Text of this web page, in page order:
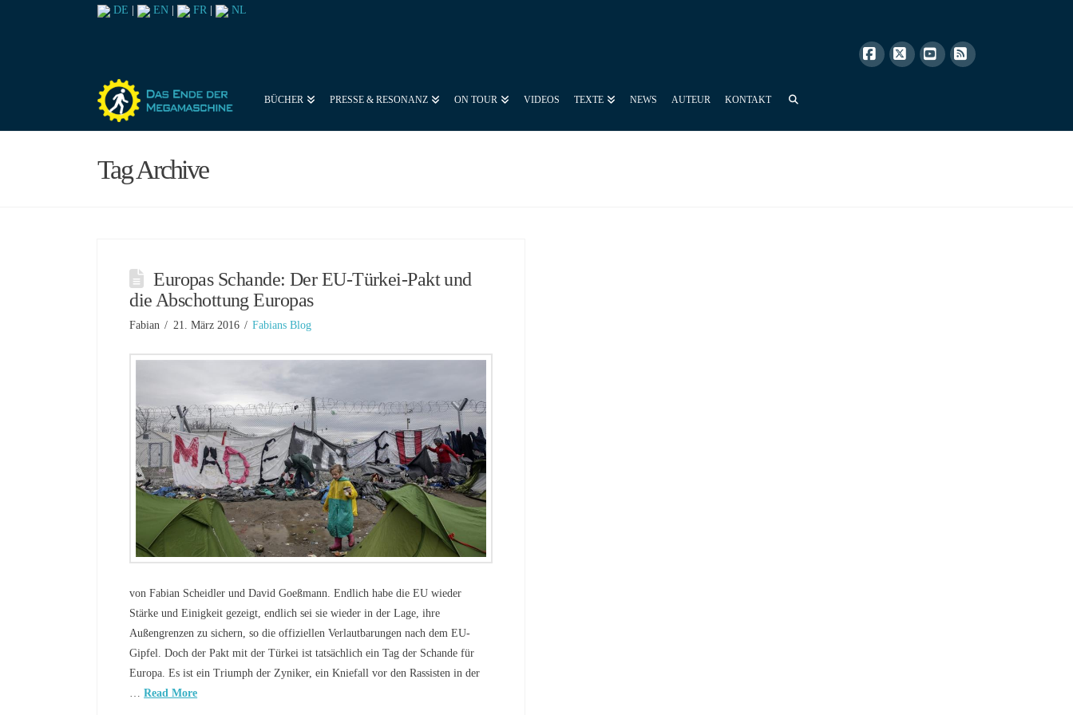
DE EN FR NL
BÜCHER PRESSE & RESONANZ ON TOUR VIDEOS TEXTE NEWS AUTEUR KONTAKT
Tag Archive
Europas Schande: Der EU-Türkei-Pakt und
die Abschottung Europas
Fabian 21. März 2016 Fabians Blog
von Fabian Scheidler und David Goeßmann. Endlich habe die EU wieder
Stärke und Einigkeit gezeigt, endlich sei sie wieder in der Lage, ihre
Außengrenzen zu sichern, so die offiziellen Verlautbarungen nach dem EU-
Gipfel. Doch der Pakt mit der Türkei ist tatsächlich ein Tag der Schande für
Europa. Es ist ein Triumph der Zyniker, ein Kniefall vor den Rassisten in der
…Read More